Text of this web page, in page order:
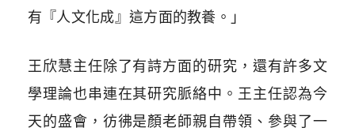
有『人文化成』這方面的教養。」
王欣慧主任除了有詩方面的研究，還有許多文
學理論也串連在其研究脈絡中。王主任認為今
天的盛會，彷彿是顏老師親自帶領、參與了一